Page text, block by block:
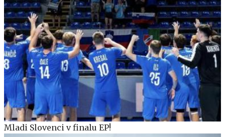
Mladi Slovenci v finalu EP!